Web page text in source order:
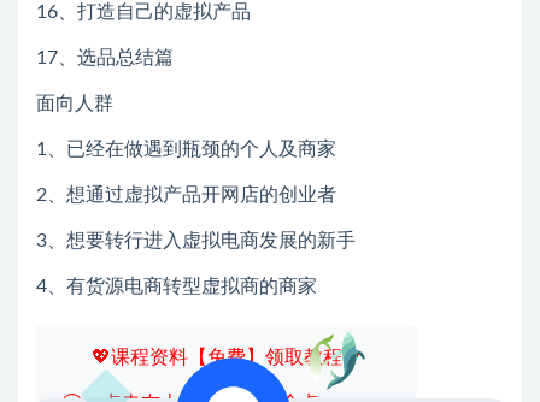
16、打造自己的虚拟产品
17、选品总结篇
面向人群
1、已经在做遇到瓶颈的个人及商家
2、想通过虚拟产品开网店的创业者
3、想要转行进入虚拟电商发展的新手
4、有货源电商转型虚拟商的商家
💖课程资料【免费】领取教程💖